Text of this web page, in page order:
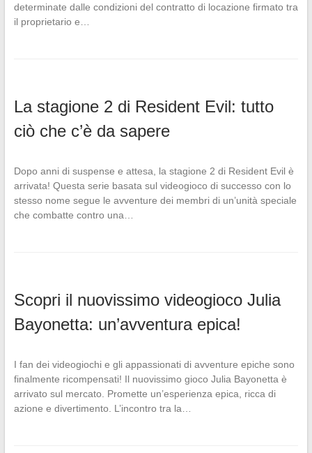
determinate dalle condizioni del contratto di locazione firmato tra
il proprietario e…
La stagione 2 di Resident Evil: tutto
ciò che c’è da sapere
Dopo anni di suspense e attesa, la stagione 2 di Resident Evil è
arrivata! Questa serie basata sul videogioco di successo con lo
stesso nome segue le avventure dei membri di un’unità speciale
che combatte contro una…
Scopri il nuovissimo videogioco Julia
Bayonetta: un’avventura epica!
I fan dei videogiochi e gli appassionati di avventure epiche sono
finalmente ricompensati! Il nuovissimo gioco Julia Bayonetta è
arrivato sul mercato. Promette un’esperienza epica, ricca di
azione e divertimento. L’incontro tra la…